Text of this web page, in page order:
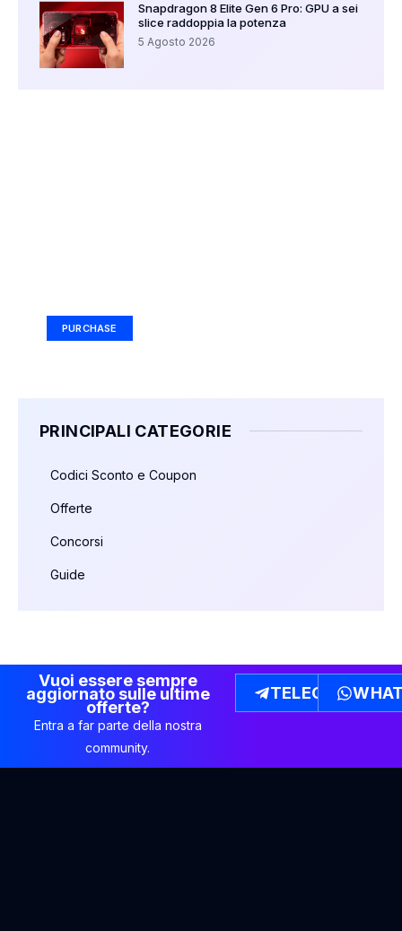
Snapdragon 8 Elite Gen 6 Pro: GPU a sei
slice raddoppia la potenza
5 Agosto 2026
PURCHASE
PRINCIPALI CATEGORIE
Codici Sconto e Coupon
Offerte
Concorsi
Guide
Vuoi essere sempre
aggiornato sulle ultime
offerte?
Entra a far parte della nostra
community.
TELEGRAM